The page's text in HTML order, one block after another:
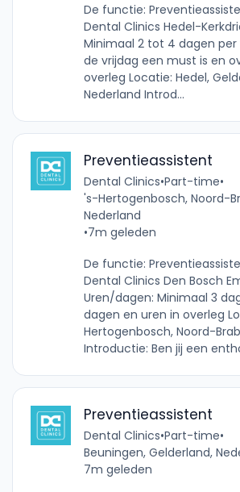
De functie:
Dental Clinics Hedel-
Minimaal 2 tot 4 dagen per
de vrijdag een must is en
overleg Locatie: Hedel,
Nederland Introd...
Preventieassistent
Dental Clinics•Part-time•
's-Hertogenbosch, Noord-
Nederland
•7m geleden
De functie:
Dental Clinics Den Bosch
Uren/dagen: Minimaal 3
dagen en uren in overleg
Hertogenbosch, Noord-
Introductie: Ben jij een
Preventieassistent
Dental Clinics•Part-time•
Beuningen, Gelderland,
7m geleden